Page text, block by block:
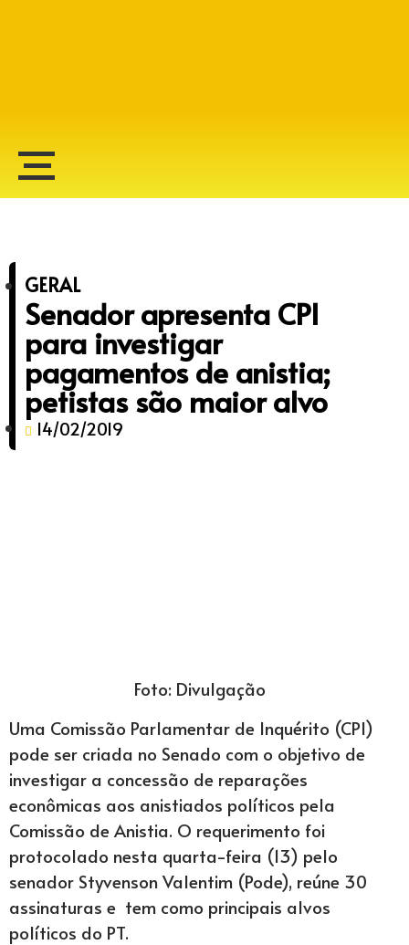
GERAL
Senador apresenta CPI
para investigar
pagamentos de anistia;
petistas são maior alvo
14/02/2019
Foto: Divulgação
Uma Comissão Parlamentar de Inquérito (CPI)
pode ser criada no Senado com o objetivo de
investigar a concessão de reparações
econômicas aos anistiados políticos pela
Comissão de Anistia. O requerimento foi
protocolado nesta quarta-feira (13) pelo
senador Styvenson Valentim (Pode), reúne 30
assinaturas e tem como principais alvos
políticos do PT.